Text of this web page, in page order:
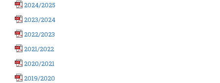
2024/2025
2023/2024
2022/2023
2021/2022
2020/2021
2019/2020